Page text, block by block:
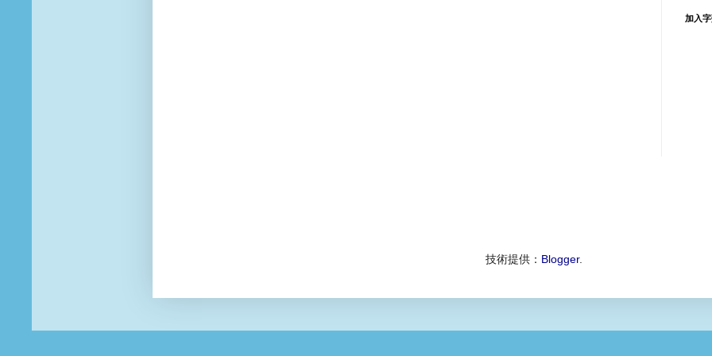
加入
技術提供： Blogger.